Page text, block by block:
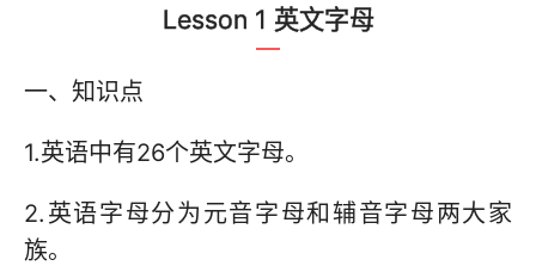
Lesson 1 英文字母
一、知识点
1.英语中有26个英文字母。
2.英语字母分为元音字母和辅音字母两大家
族。